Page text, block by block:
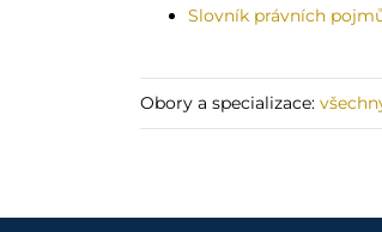
Slovník právních
Obory a specializace: